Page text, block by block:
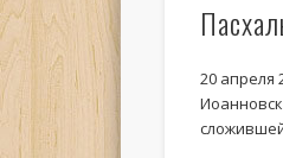
20 апреля